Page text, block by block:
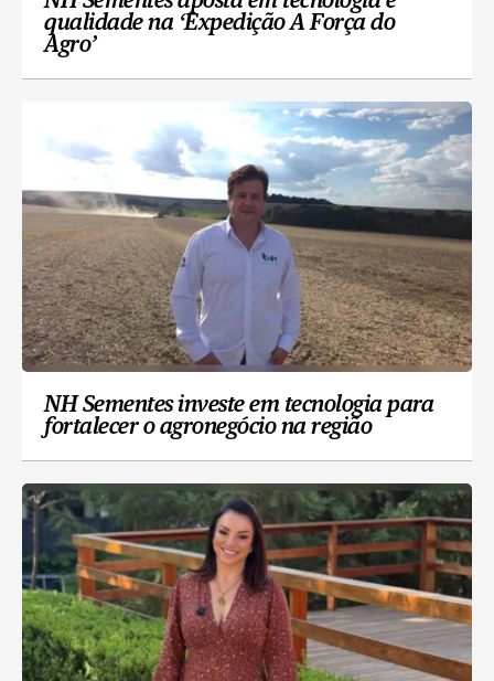
qualidade na ‘Expedição A Força do
Agro’
NH Sementes investe em tecnologia para
fortalecer o agronegócio na região